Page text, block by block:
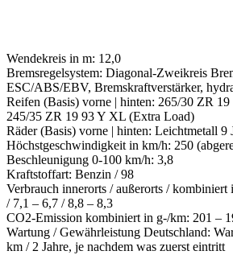
Wendekreis in m: 12,0
Bremsregelsystem: Diagonal-Zweikreis
ESC/ABS/EBV, Bremskraftverstärker,
Reifen (Basis) vorne | hinten: 265/30 ZR
245/35 ZR 19 93 Y XL (Extra Load)
Räder (Basis) vorne | hinten: Leichtmetall 9
Höchstgeschwindigkeit in km/h: 250
Beschleunigung 0-100 km/h: 3,8
Kraftstoffart: Benzin / 98
Verbrauch innerorts / außerorts /
/ 7,1 – 6,7 / 8,8 – 8,3
CO2-Emission kombiniert in g-/km: 201 –
Wartung / Gewährleistung Deutschland:
km / 2 Jahre, je nachdem was zuerst eintritt